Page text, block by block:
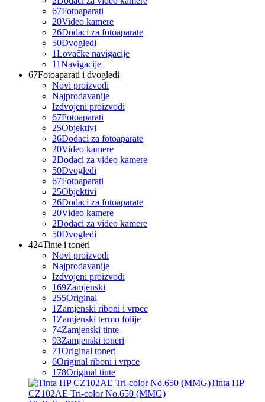
67Fotoaparati
20Video kamere
26Dodaci za fotoaparate
50Dvogledi
1Lovačke navigacije
11Navigacije
67Fotoaparati i dvogledi
Novi proizvodi
Najprodavanije
Izdvojeni proizvodi
67Fotoaparati
25Objektivi
26Dodaci za fotoaparate
20Video kamere
2Dodaci za video kamere
50Dvogledi
67Fotoaparati
25Objektivi
26Dodaci za fotoaparate
20Video kamere
2Dodaci za video kamere
50Dvogledi
424Tinte i toneri
Novi proizvodi
Najprodavanije
Izdvojeni proizvodi
169Zamjenski
255Original
1 Zamjenski riboni i vrpce
1 Zamjenski termo folije
74Zamjenski tinte
93Zamjenski toneri
71Original toneri
6Original riboni i vrpce
178Original tinte
Tinta HP
CZ102AE Tri-color No.650 (MMG)